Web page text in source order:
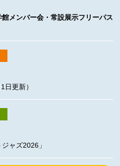
館メンバー会・常設展示フリーパス
日更新）
ャズ2026」